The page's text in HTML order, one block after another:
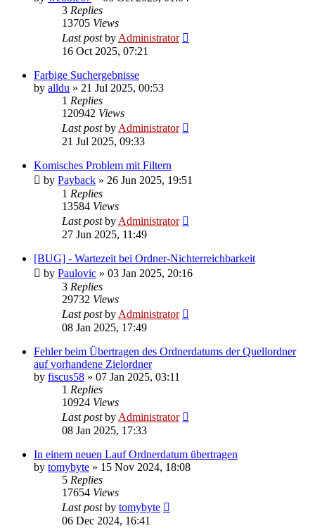
3 Replies
13705 Views
Last postby Administrator
16 Oct 2025, 07:21
Farbige Suchergebnisse
by alldu » 21 Jul 2025, 00:53
1 Replies
120942 Views
Last postby Administrator
21 Jul 2025, 09:33
Komisches Problem mit Filtern
by Payback » 26 Jun 2025, 19:51
1 Replies
13584 Views
Last postby Administrator
27 Jun 2025, 11:49
[BUG] - Wartezeit bei Ordner-Nichterreichbarkeit
by Paulovic » 03 Jan 2025, 20:16
3 Replies
29732 Views
Last postby Administrator
08 Jan 2025, 17:49
Fehler beim Übertragen des Ordnerdatums der Quellordner
auf vorhandene Zielordner
by fiscus58 » 07 Jan 2025, 03:11
1 Replies
10924 Views
Last postby Administrator
08 Jan 2025, 17:33
In einem neuen Lauf Ordnerdatum übertragen
by tomybyte » 15 Nov 2024, 18:08
5 Replies
17654 Views
Last postby tomybyte
06 Dec 2024, 16:41